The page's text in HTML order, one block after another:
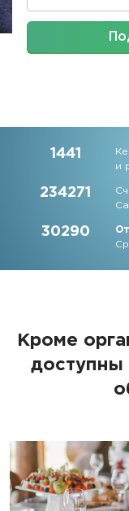
1441
и
234271
30290
Кроме